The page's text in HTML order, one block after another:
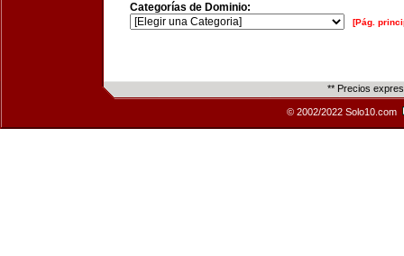
Categorías de Dominio:
[Pág.
** Precios
© 2002/2022 Solo10.com